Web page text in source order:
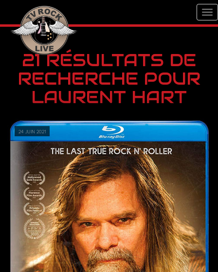
21 RÉSULTATS DE
RECHERCHE POUR
LAURENT HART
24 juin 2021